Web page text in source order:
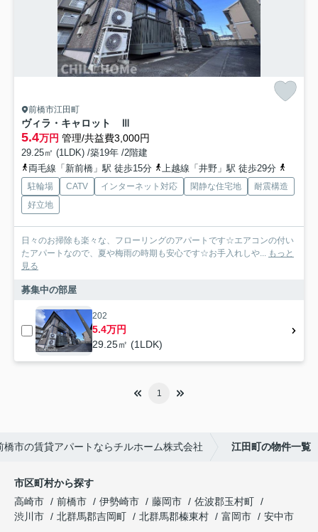
前橋市江田町
ヴィラ・キャロット Ⅲ
5.4万円 管理/共益費3,000円
29.25㎡ (1LDK) /築19年 /2階建
両毛線「新前橋」駅 徒歩15分
上越線「井野」駅 徒歩29分
駐輪場 CATV インターネット対応 閑静な住宅地
耐震構造
好立地
日々のお掃除も楽々な、フローリングのアパートです☆エアコンの付い
たアパートなので、夏や梅雨の時期も安心です☆お手入れしや... もっと
見る
募集中の部屋
202
5.4万円
29.25㎡ (1LDK)
1
橋市の賃貸アパートならチルホーム株式会社 江田町の物件一覧
市区町村から探す
高崎市
前橋市 伊勢崎市 藤岡市
佐波郡玉村町
渋川市
北群馬郡吉岡町 北群馬郡榛東村 富岡市
安中市